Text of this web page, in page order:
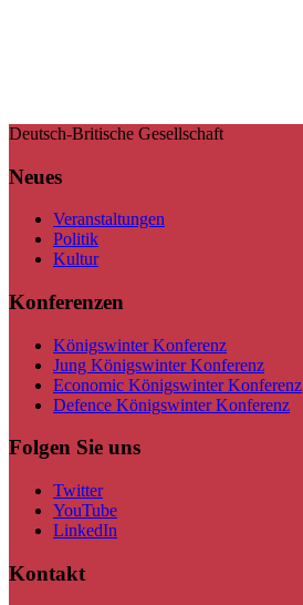
Deutsch-Britische Gesellschaft
Neues
Veranstaltungen
Politik
Kultur
Konferenzen
Königswinter Konferenz
Jung Königswinter Konferenz
Economic Königswinter Konferenz
Defence Königswinter Konferenz
Folgen Sie uns
Twitter
YouTube
LinkedIn
Kontakt